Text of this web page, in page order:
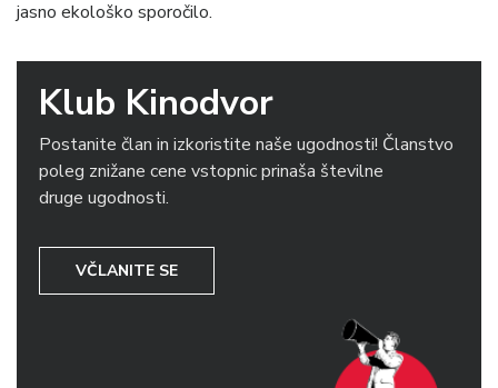
jasno ekološko sporočilo.
Klub Kinodvor
Postanite član in izkoristite naše ugodnosti! Članstvo
poleg znižane cene vstopnic prinaša številne
druge ugodnosti.
VČLANITE SE